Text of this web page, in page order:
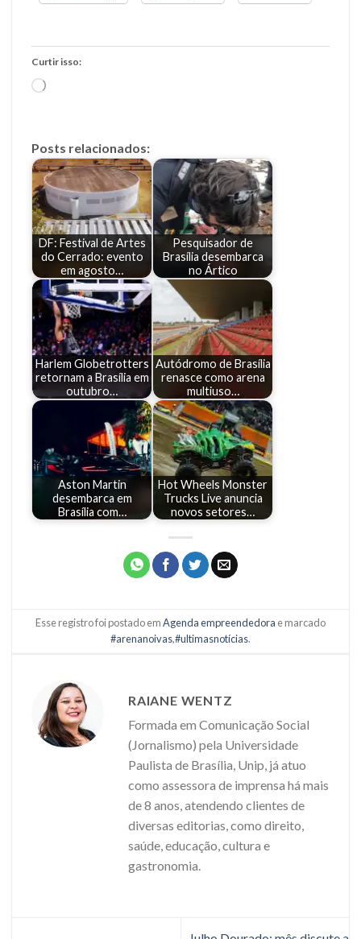
Curtir isso:
Carregando...
Posts relacionados:
DF: Festival de Artes
do Cerrado: evento
em agosto…
Pesquisador de
Brasília desembarca
no Ártico
Harlem Globetrotters
retornam a Brasília em
outubro…
Autódromo de Brasília
renasce como arena
multiuso…
Aston Martin
desembarca em
Brasília com…
Hot Wheels Monster
Trucks Live anuncia
novos setores…
Esse registro foi postado emAgenda empreendedora e marcado
#arenanoivas,#ultimasnotícias.
RAIANE WENTZ
Formada em Comunicação Social
(Jornalismo) pela Universidade
Paulista de Brasília, Unip, já atuo
como assessora de imprensa há mais
de 8 anos, atendendo clientes de
diversas editorias, como direito,
saúde, educação, cultura e
gastronomia.